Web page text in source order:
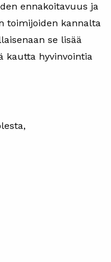
ennakoitavuus ja
toimijoiden kannalta
se lisää
kautta hyvinvointia